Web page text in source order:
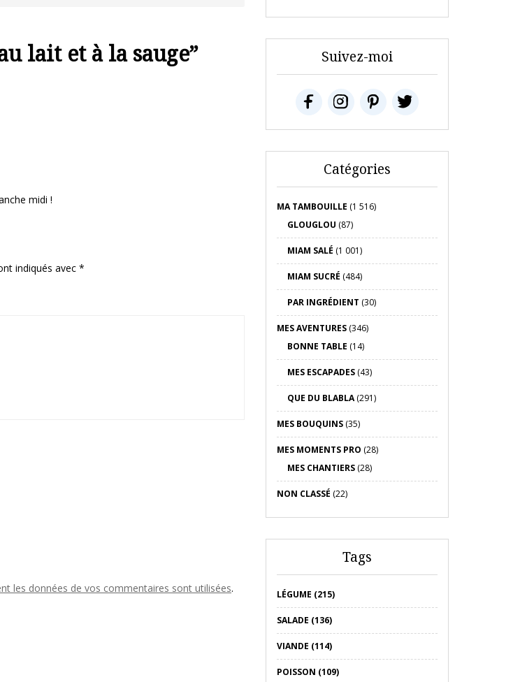
lait et à la sauge”
midi !
indiqués avec *
les données de vos commentaires sont utilisées.
Suivez-moi
Catégories
MA TAMBOUILLE (1 516)
GLOUGLOU (87)
MIAM SALÉ (1 001)
MIAM SUCRÉ (484)
PAR INGRÉDIENT (30)
MES AVENTURES(346)
BONNE TABLE (14)
MES ESCAPADES(43)
QUE DU BLABLA(291)
MES BOUQUINS(35)
MES MOMENTS PRO (28)
MES CHANTIERS(28)
NON CLASSÉ (22)
Tags
LÉGUME (215)
SALADE (136)
VIANDE (114)
POISSON (109)